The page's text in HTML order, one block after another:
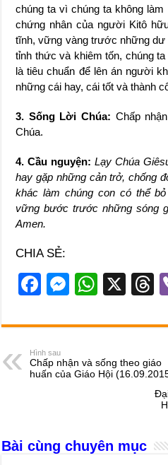
chúng ta vì chúng ta không
chứng nhân của người Kitô
tĩnh, vững vàng trước những dư
tỉnh thức và khiêm tốn, chúng
là tiêu chuẩn để lên án người
những cái hay, cái tốt và thành
3. Sống Lời Chúa: Chấp
Chúa.
4. Cầu nguyện: Lạy Chúa
hay gặp những cản trở, chống
khác làm chúng con có thể
vững bước trước những sóng
Amen.
CHIA SẺ:
F
c
e
b
k
M
ss
n
W
at
s
A
X
T
e
d
s
Hình sau
Chấp nhận và sống theo giáo
huấn của Giáo Hội
Bài cùng chuyên mục